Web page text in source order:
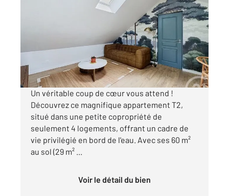
Appartement T2 à louer
650 €
par mois charges comprises
Un véritable coup de cœur vous attend !
Découvrez ce magnifique appartement T2,
situé dans une petite copropriété de
seulement 4 logements, offrant un cadre de
vie privilégié en bord de l'eau. Avec ses 60 m²
au sol (29 m² ...
Voir le détail du bien